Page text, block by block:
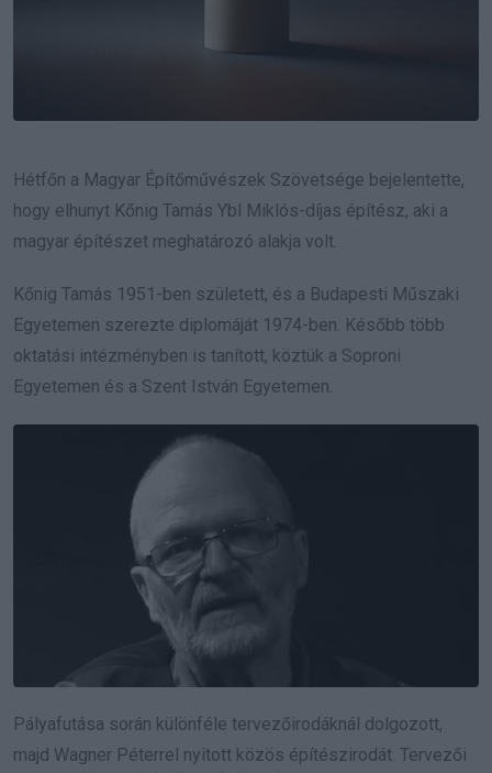
Hétfőn a Magyar Építőművészek Szövetsége bejelentette,
hogy elhunyt Kőnig Tamás Ybl Miklós-díjas építész, aki a
magyar építészet meghatározó alakja volt.
Kőnig Tamás 1951-ben született, és a Budapesti Műszaki
Egyetemen szerezte diplomáját 1974-ben. Később több
oktatási intézményben is tanított, köztük a Soproni
Egyetemen és a Szent István Egyetemen.
Pályafutása során különféle tervezőirodáknál dolgozott,
majd Wagner Péterrel nyitott közös építészirodát. Tervezői